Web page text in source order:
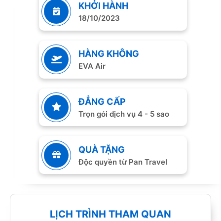
KHỞI HÀNH
18/10/2023
HÀNG KHÔNG
EVA Air
ĐẲNG CẤP
Trọn gói dịch vụ 4 - 5 sao
QUÀ TẶNG
Độc quyền từ Pan Travel
LỊCH TRÌNH THAM QUAN